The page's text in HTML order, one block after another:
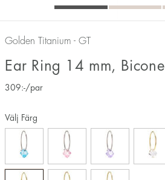
Golden Titanium - GT
Ear Ring 14 mm, Bicone
309:-/par
Välj Färg